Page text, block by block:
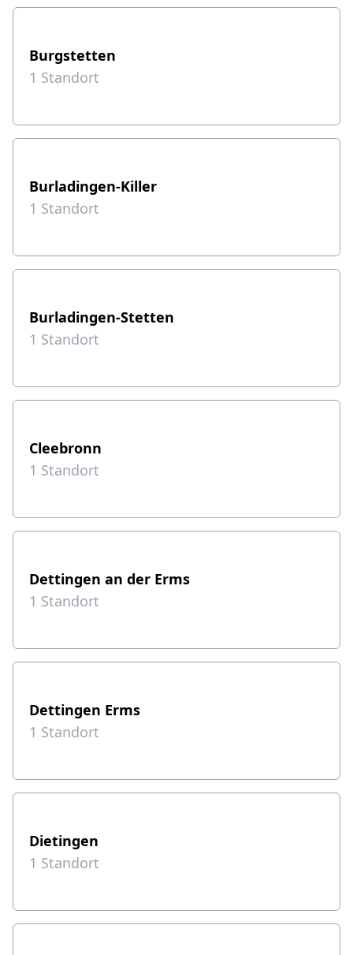
Burgstetten
1 Standort
Burladingen-Killer
1 Standort
Burladingen-Stetten
1 Standort
Cleebronn
1 Standort
Dettingen an der Erms
1 Standort
Dettingen Erms
1 Standort
Dietingen
1 Standort